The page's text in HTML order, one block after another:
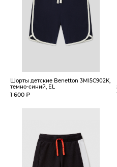
Шорты детские Benetton 3MI5C902K,
темно-синий, EL
1 600 ₽